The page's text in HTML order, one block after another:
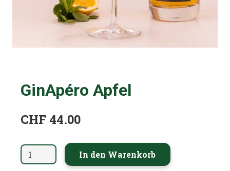
GinApéro Apfel
CHF44.00
GinApéro
Apfel
In den Warenkorb